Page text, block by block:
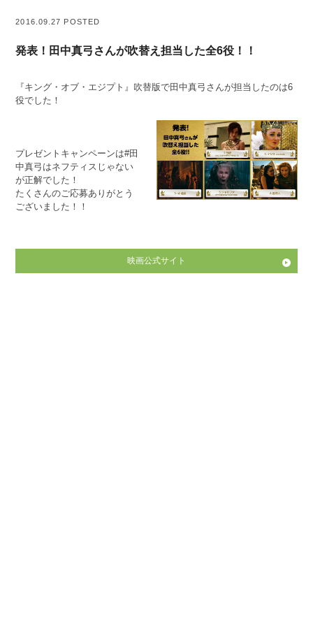
2016.09.27 POSTED
発表！田中真弓さんが吹替え担当した全6役！！
『キング・オブ・エジプト』吹替版で田中真弓さんが担当したのは6
役でした！
プレゼントキャンペーンは#田
中真弓はネフティスじゃない
が正解でした！
たくさんのご応募ありがとう
ございました！！
映画公式サイト